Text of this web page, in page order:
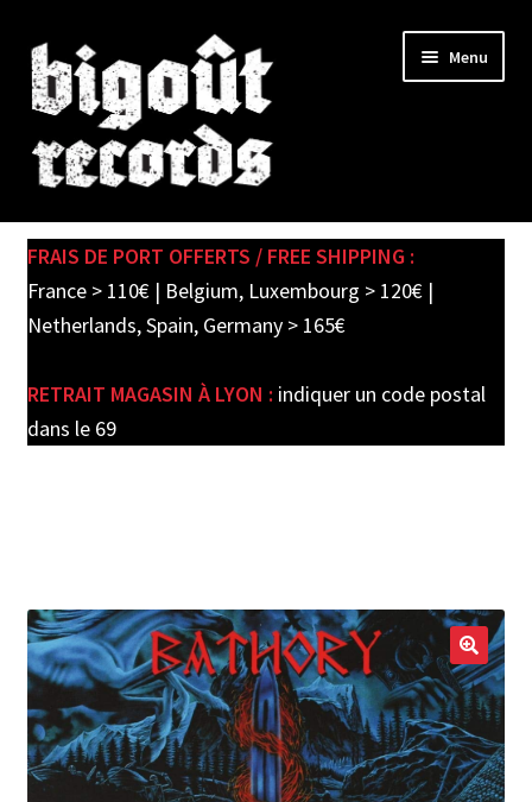
Skip
to
navigation
Skip
to
content
Menu
SHOP
child
PRE-ORDERS
FRAIS DE PORT OFFERTS / FREE SHIPPING :
France > 110€ | Belgium, Luxembourg > 120€ |
Netherlands, Spain, Germany > 165€
RETRAIT MAGASIN À LYON : indiquer un code postal
dans le 69